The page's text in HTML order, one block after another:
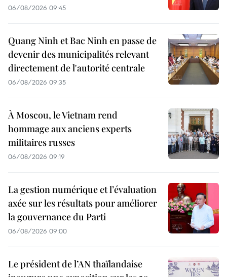
06/08/2026 09:45
Quang Ninh et Bac Ninh en passe de
devenir des municipalités relevant
directement de l'autorité centrale
06/08/2026 09:35
À Moscou, le Vietnam rend
hommage aux anciens experts
militaires russes
06/08/2026 09:19
La gestion numérique et l’évaluation
axée sur les résultats pour améliorer
la gouvernance du Parti
06/08/2026 09:00
Le président de l’AN thaïlandaise